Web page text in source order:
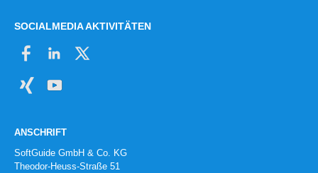
SOCIALMEDIA AKTIVITÄTEN
ANSCHRIFT
SoftGuide GmbH & Co. KG
Theodor-Heuss-Straße 51